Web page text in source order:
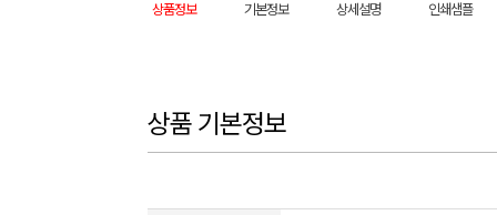
상품정보 기본정보 상세설명 인쇄샘플
상품 기본정보